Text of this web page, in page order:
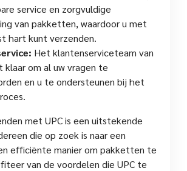
service en zorgvuldige
van pakketten, waardoor u met
hart kunt verzenden.
Het klantenserviceteam van
klaar om al uw vragen te
en u te ondersteunen bij het
met UPC is een uitstekende
die op zoek is naar een
efficiënte manier om pakketten te
van de voordelen die UPC te